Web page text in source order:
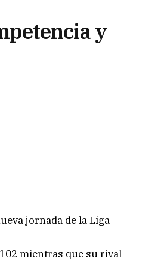
y
jornada de la Liga
mientras que su rival